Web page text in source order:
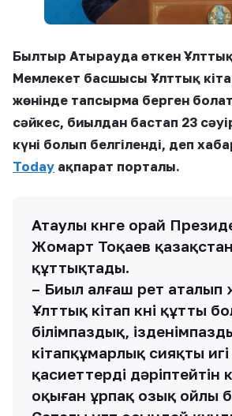
Былтыр Атырауда өткен
Мемлекет басшысы Ұлттық
жөнінде тапсырма берген
сәйкес, биылдан бастап 23
күні болып белгіленді, деп
Today ақпарат порталы.
Атаулы күнге орай
Жомарт Тоқаев
құттықтады.
– Биыл алғаш рет аталып
Ұлттық кітап күні құтты
білімпаздық,
кітапқұмарлық сияқты игі
қасиеттерді дәріптейтін
оқыған ұрпақ озық ойлы